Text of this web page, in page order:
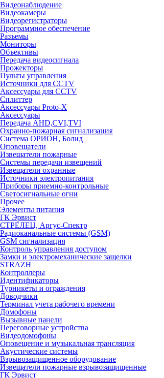
Видеонаблюдение
Видеокамеры
Видеорегистраторы
Программное обеспечение
Разъемы
Мониторы
Объективы
Передача видеосигнала
Прожекторы
Пульты управления
Источники для CCTV
Аксессуары для CCTV
Сплиттер
Аксессуары Proto-X
Аксессуары
Передача AHD,CVI,TVI
Охранно-пожарная сигнализация
Система ОРИОН, Болид
Оповещатели
Извещатели пожарные
Системы передачи извещений
Извещатели охранные
Источники электропитания
Приборы приемно-контрольные
Светосигнальные огни
Прочее
Элементы питания
ГК Эрвист
СТРЕЛЕЦ, Аргус-Спектр
Радиоканальные системы (GSM)
GSM сигнализация
Контроль управления доступом
Замки и электромеханические защелки
STRAZH
Контроллеры
Идентификаторы
Турникеты и ограждения
Доводчики
Терминал учета рабочего времени
Домофоны
Вызывные панели
Переговорные устройства
Видеодомофоны
Оповещение и музыкальная трансляция
Акустические системы
Взрывозащищенное оборудование
Извещатели пожарные взрывозащищенные
ГК Эрвист